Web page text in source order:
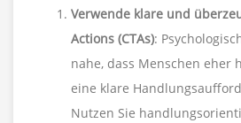
Verwende klare und
Actions (CTAs):
nahe, dass Menschen eher
eine klare
Nutzen Sie